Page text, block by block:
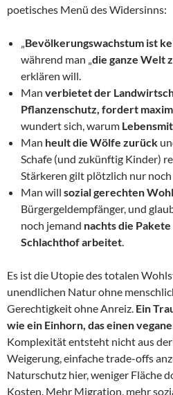
poetisches Menü des Widersinns:
Bevölkerungswachstum ist
während man „ die ganze Welt
erklären will.
Man verbietet der
Pflanzenschutz, fordert
wundert sich, warum
Man heult die Wölfe zurück
Schafe (und zukünftig Kinder)
Stärkeren gilt plötzlich nur noch
Man will sozial gerechten
Bürgergeldempfänger, und
noch jemand nachts die
Schlachthof arbeitet
Es ist die Utopie des totalen
unendlichen Natur ohne
Gerechtigkeit ohne Anreiz. Ein
wie ein Einhorn, das einen
Komplexität entsteht nicht aus
Weigerung, einfache trade-offs
Naturschutz hier, weniger Fläche
Kosten. Mehr Migration, mehr